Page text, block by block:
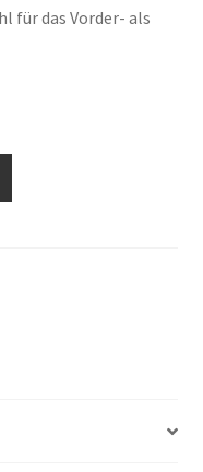
für das Vorder- als